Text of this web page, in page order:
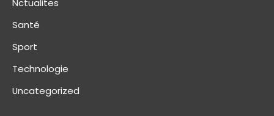
Nctualites
Santé
Sport
Technologie
Uncategorized